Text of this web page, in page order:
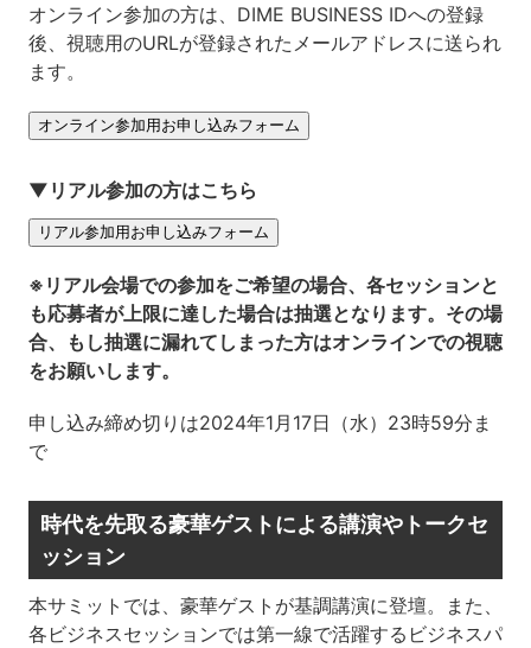
オンライン参加の方は、DIME BUSINESS IDへの登録
後、視聴用のURLが登録されたメールアドレスに送られ
ます。
オンライン参加用お申し込みフォーム
▼リアル参加の方はこちら
リアル参加用お申し込みフォーム
※リアル会場での参加をご希望の場合、各セッションと
も応募者が上限に達した場合は抽選となります。その場
合、もし抽選に漏れてしまった方はオンラインでの視聴
をお願いします。
申し込み締め切りは2024年1月17日（水）23時59分ま
で
時代を先取る豪華ゲストによる講演やトークセ
ッション
本サミットでは、豪華ゲストが基調講演に登壇。また、
各ビジネスセッションでは第一線で活躍するビジネスパ